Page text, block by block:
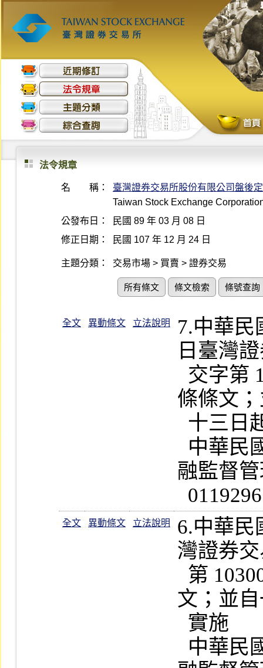
法令規章
名 稱：
臺灣證券交易所股份有限公司盤後
Taiwan Stock Exchange
公發布日：
民國 89 年 03 月 08 日
修正日期：
民國 107 年 12 月 24 日
主題分類： 交易市場 > 買賣 > 證券交易
所有條文 條文檢索 條號查詢
全文 異動條文 立法說明
7.中華民
日臺灣
條條文
融監督
全文 異動條文 立法說明
6.中華民
灣證券
文；並